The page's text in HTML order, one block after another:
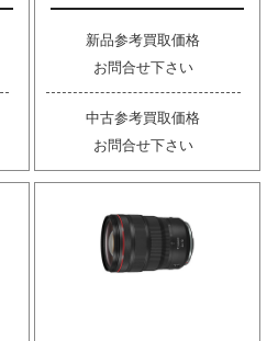
新品参考買取価格
お問合せ下さい
中古参考買取価格
お問合せ下さい